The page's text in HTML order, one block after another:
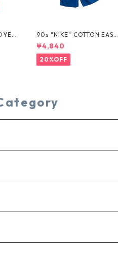
T
90s "NIKE" COTTON EASY
SHORTS
¥4,840
20%OFF